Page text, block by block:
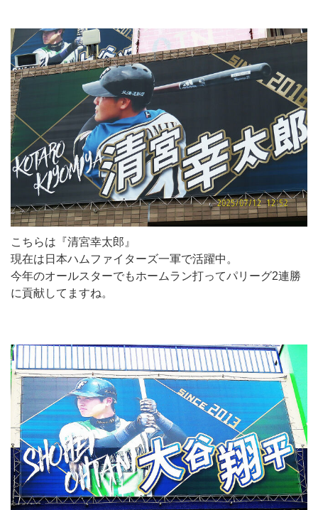
こちらは『清宮幸太郎』
現在は日本ハムファイターズ一軍で活躍中。
今年のオールスターでもホームラン打ってパリーグ2連勝
に貢献してますね。